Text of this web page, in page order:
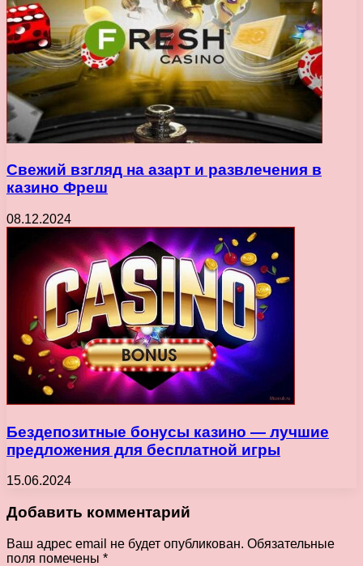
Свежий взгляд на азарт и развлечения в
казино Фреш
08.12.2024
Бездепозитные бонусы казино — лучшие
предложения для бесплатной игры
15.06.2024
Добавить комментарий
Ваш адрес email не будет опубликован. Обязательные
поля помечены *